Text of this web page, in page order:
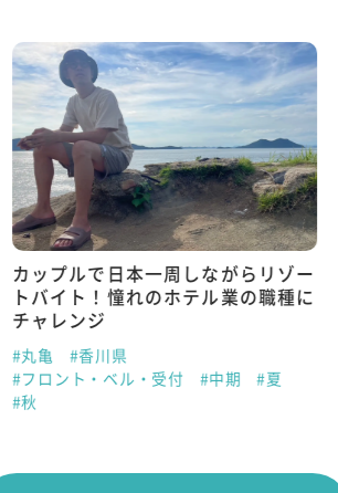
カップルで日本一周しながらリゾー
トバイト！憧れのホテル業の職種に
チャレンジ
#丸亀
#香川県
#フロント・ベル・受付
#中期
#夏
#秋